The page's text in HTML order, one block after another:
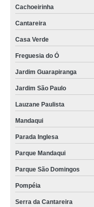
Cachoeirinha
Cantareira
Casa Verde
Freguesia do Ó
Jardim Guarapiranga
Jardim São Paulo
Lauzane Paulista
Mandaqui
Parada Inglesa
Parque Mandaqui
Parque São Domingos
Pompéia
Serra da Cantareira